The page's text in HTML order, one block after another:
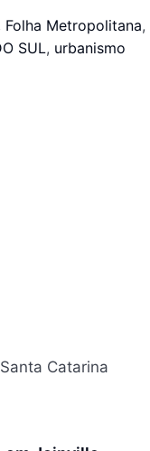
Folha Metropolitana,
SUL, urbanismo
Catarina